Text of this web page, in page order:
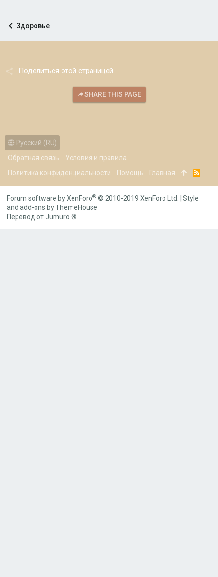
Здоровье
Поделиться этой страницей
SHARE THIS PAGE
Русский (RU)
Обратная связь
Условия и правила
Политика конфиденциальности
Помощь Главная
R
Forum software by XenForo® © 2010-2019 XenForo Ltd.
Style
and add-ons by ThemeHouse
Перевод от Jumuro ®